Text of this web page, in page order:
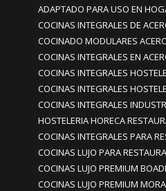
ADAPTADO PARA USO EN
COCINAS INTEGRALES DE
COCINADO MODULARES
COCINAS INTEGRALES EN
COCINAS INTEGRALES
COCINAS INTEGRALES
COCINAS INTEGRALES
HOSTELERIA HORECA
COCINAS INTEGRALES PARA
COCINAS LUJO PARA
COCINAS LUJO PREMIUM
COCINAS LUJO PREMIUM